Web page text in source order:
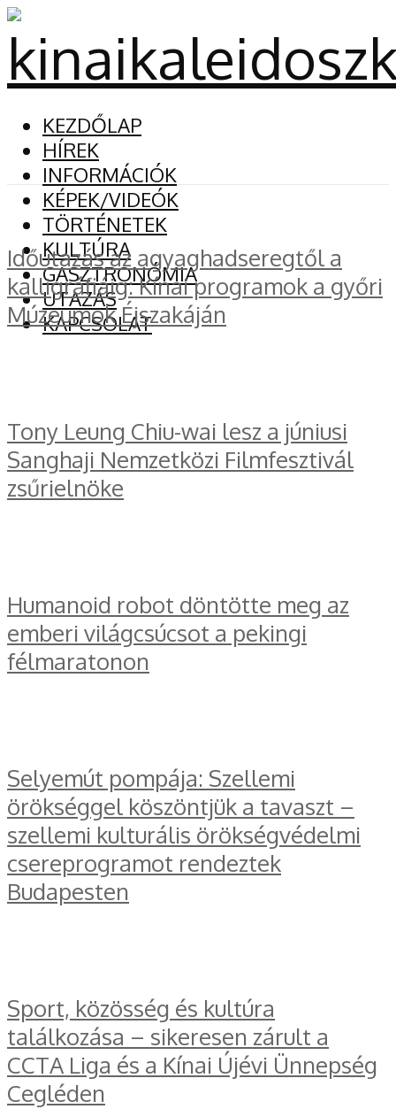
KEZDŐLAP
HÍREK
INFORMÁCIÓK
KÉPEK/VIDEÓK
TÖRTÉNETEK
KULTÚRA
GASZTRONÓMIA
UTAZÁS
KAPCSOLAT
Időutazás az agyaghadseregtől a
kalligráfiáig: Kínai programok a győri
Múzeumok Éjszakáján
Tony Leung Chiu-wai lesz a júniusi
Sanghaji Nemzetközi Filmfesztivál
zsűrielnöke
Humanoid robot döntötte meg az
emberi világcsúcsot a pekingi
félmaratonon
Selyemút pompája: Szellemi
örökséggel köszöntjük a tavaszt –
szellemi kulturális örökségvédelmi
csereprogramot rendeztek
Budapesten
Sport, közösség és kultúra
találkozása – sikeresen zárult a
CCTA Liga és a Kínai Újévi Ünnepség
Cegléden